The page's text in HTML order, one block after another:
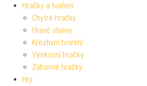
Hračky a tvoření
Chytré hračky
Hravé objevy
Kreativní tvoření
Venkovní hračky
Zábavné hračky
Hry